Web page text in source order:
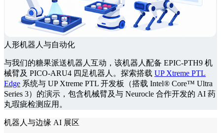
人形机器人与自动化
与我们的糖果派送机器人互动，该机器人配备 EPIC-PTH9 机
械臂及 PICO-ARU4 四足机器人。探索搭载 UP Xtreme PTL
Edge 系统与 UP Xtreme PTL 开发板（搭载 Intel® Core™ Ultra
Series 3）的演示，包含机械臂及与 Neurocle 合作开发的 AI 药
丸瑕疵检测应用。
机器人与边缘 AI 展区